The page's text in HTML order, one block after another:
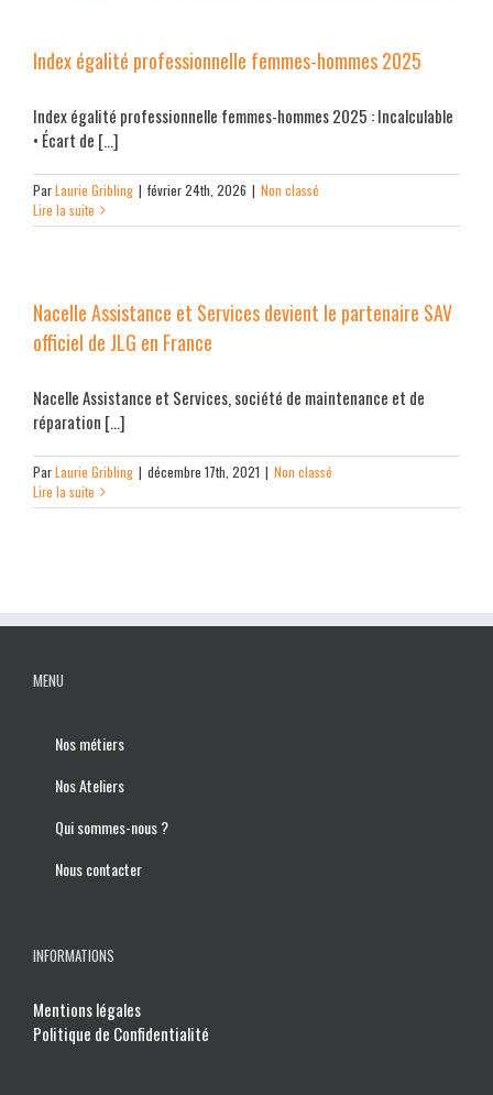
Index égalité professionnelle femmes-hommes 2025
Index égalité professionnelle femmes-hommes 2025 : Incalculable
• Écart de [...]
ParLaurie Gribling | février 24th, 2026 | Non classé
Lire la suite
Nacelle Assistance et Services devient le partenaire SAV
officiel de JLG en France
Nacelle Assistance et Services, société de maintenance et de
réparation [...]
ParLaurie Gribling | décembre 17th, 2021 | Non classé
Lire la suite
MENU
Nos métiers
Nos Ateliers
Qui sommes-nous ?
Nous contacter
INFORMATIONS
Mentions légales
Politique de Confidentialité